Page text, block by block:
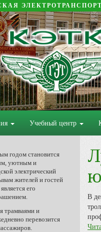
Учебный центр
годом становится
уютным и
электрический
жителей и гостей
его
трамваями и
перевозится
В